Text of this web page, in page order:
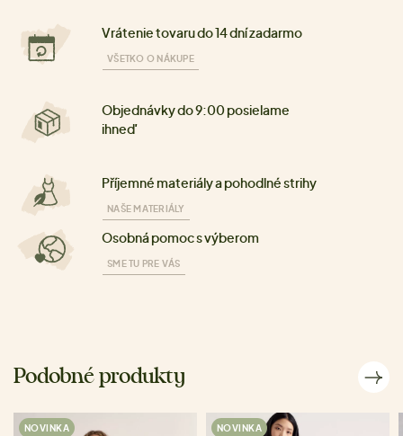
Vrátenie tovaru do 14 dní zadarmo
VŠETKO O NÁKUPE
Objednávky do 9:00 posielame
ihneď
Příjemné materiály a pohodlné strihy
NAŠE MATERIÁLY
Osobná pomoc s výberom
SME TU PRE VÁS
Podobné produkty
NOVINKA NOVINKA